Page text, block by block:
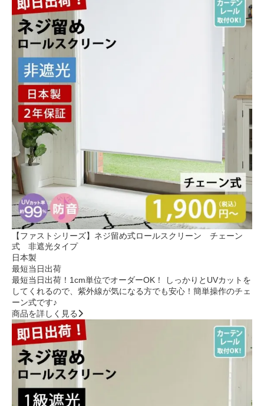
【ファストシリーズ】ネジ留め式ロールスクリーン チェーン
式 非遮光タイプ
日本製
最短当日出荷
最短当日出荷！1cm単位でオーダーOK！ しっかりとUVカットを
してくれるので、紫外線が気になる方でも安心！簡単操作のチェ
ーン式です♪
商品を詳しく見る